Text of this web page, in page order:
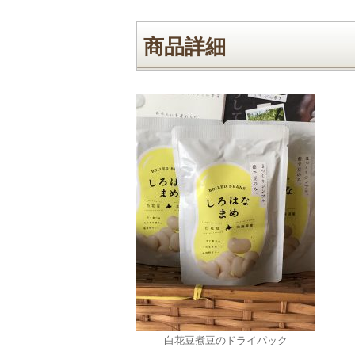
商品詳細
白花豆煮豆のドライパック